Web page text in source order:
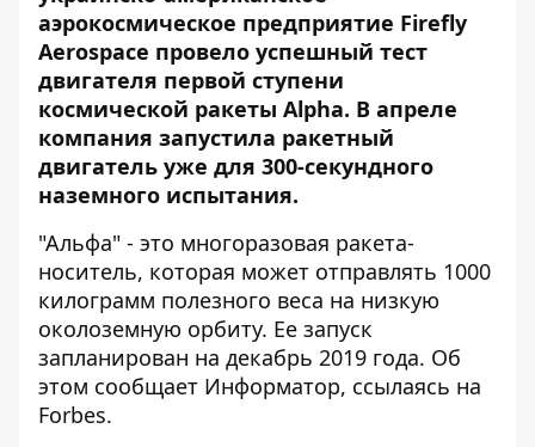
аэрокосмическое предприятие Firefly
Aerospace провело успешный тест
двигателя первой ступени
космической ракеты Alpha. В апреле
компания запустила ракетный
двигатель уже для 300-секундного
наземного испытания.
"Альфа" - это многоразовая ракета-
носитель, которая может отправлять 1000
килограмм полезного веса на низкую
околоземную орбиту. Ее запуск
запланирован на декабрь 2019 года. Об
этом сообщает Информатор, ссылаясь на
Forbes.